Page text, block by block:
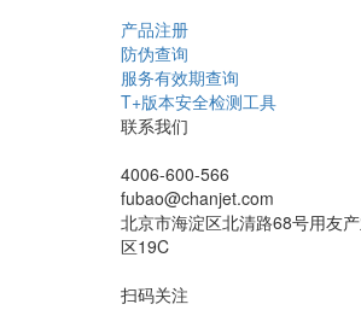
产品注册
防伪查询
服务有效期查询
T+版本安全检测工具
联系我们
4006-600-566
fubao@chanjet.com
北京市海淀区北清路68号用友
区19C
扫码关注